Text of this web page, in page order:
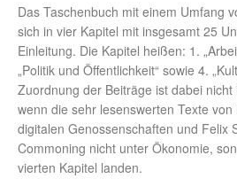
Das Taschenbuch mit einem Umfang
sich in vier Kapitel mit insgesamt 25
Einleitung. Die Kapitel heißen: 1.
„Politik und Öffentlichkeit“ sowie 4.
Zuordnung der Beiträge ist dabei
wenn die sehr lesenswerten Texte
digitalen Genossenschaften und Felix
Commoning nicht unter Ökonomie,
vierten Kapitel landen.